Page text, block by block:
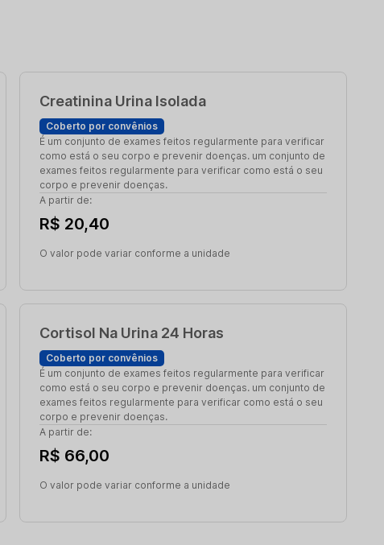
Creatinina Urina Isolada
Coberto por convênios
É um conjunto de exames feitos regularmente para verificar
como está o seu corpo e prevenir doenças. um conjunto de
exames feitos regularmente para verificar como está o seu
corpo e prevenir doenças.
A partir de:
R$ 20,40
O valor pode variar conforme a unidade
Cortisol Na Urina 24 Horas
Coberto por convênios
É um conjunto de exames feitos regularmente para verificar
como está o seu corpo e prevenir doenças. um conjunto de
exames feitos regularmente para verificar como está o seu
corpo e prevenir doenças.
A partir de:
R$ 66,00
O valor pode variar conforme a unidade